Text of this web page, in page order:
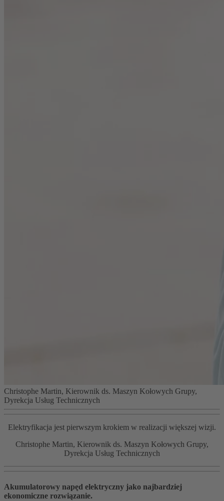
Christophe Martin, Kierownik ds. Maszyn Kołowych Grupy,
Dyrekcja Usług Technicznych
Elektryfikacja jest pierwszym krokiem w realizacji większej wizji.
Christophe Martin, Kierownik ds. Maszyn Kołowych Grupy,
Dyrekcja Usług Technicznych
Akumulatorowy napęd elektryczny jako najbardziej
ekonomiczne rozwiązanie.